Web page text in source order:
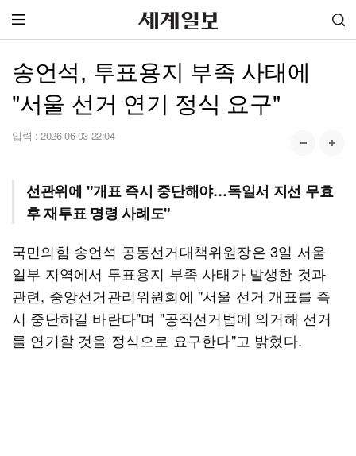
송언석, 투표용지 부족 사태에
"서울 선거 연기 정식 요구"
입력 : 2026-06-03 22:04
선관위에 "개표 즉시 중단해야…독일서 지선 무효
후 재투표 명령 사례도"
국민의힘 송언석 공동선거대책위원장은 3일 서울
일부 지역에서 투표용지 부족 사태가 발생한 것과
관련, 중앙선거관리위원회에 "서울 선거 개표를 즉
시 중단하길 바란다"며 "공직선거법에 의거해 선거
를 연기할 것을 정식으로 요구한다"고 밝혔다.